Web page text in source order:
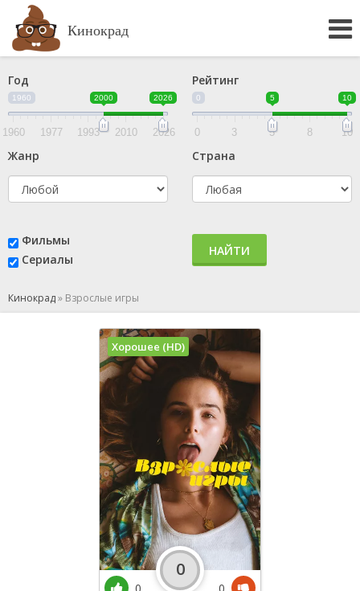
Кинокрад
Год
1960 2000 2026
1960 1977 1993 2010 2026
Рейтинг
0 5 10
0 3 5 8 10
Жанр Страна
Фильмы
Сериалы
НАЙТИ
Кинокрад» Взрослые игры
Хорошее (HD)
0